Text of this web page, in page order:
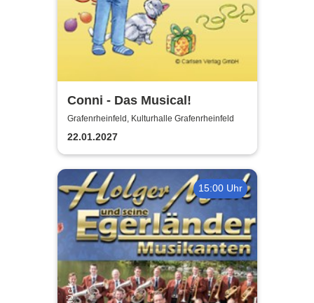
Conni - Das Musical!
Grafenrheinfeld, Kulturhalle Grafenrheinfeld
22.01.2027
15:00 Uhr